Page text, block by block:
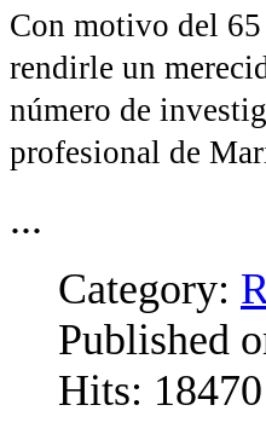
Con motivo del
rendirle un
número de
profesional de
...
Category:
Published
Hits: 18470